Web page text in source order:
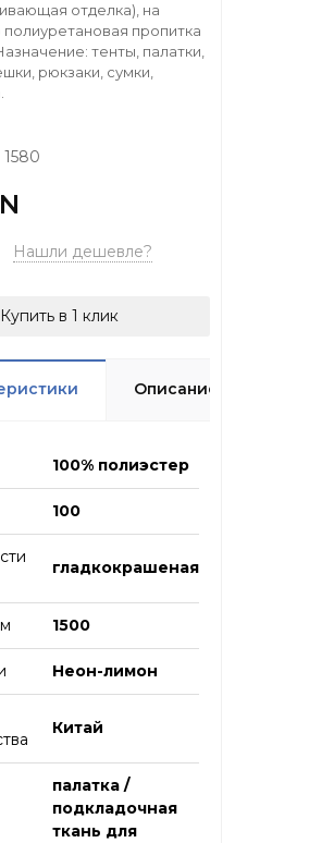
отделка), на
пропитка
тенты, палатки,
рюкзаки, сумки,
Нашли дешевле?
Купить в 1 клик
Описание
100% полиэстер
100
гладкокрашеная
1500
Неон-лимон
Китай
палатка /
подкладочная
ткань для